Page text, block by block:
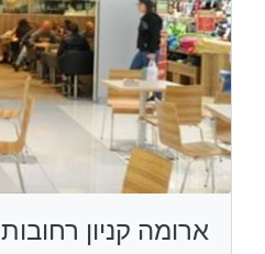
ארומה קניון רחובות